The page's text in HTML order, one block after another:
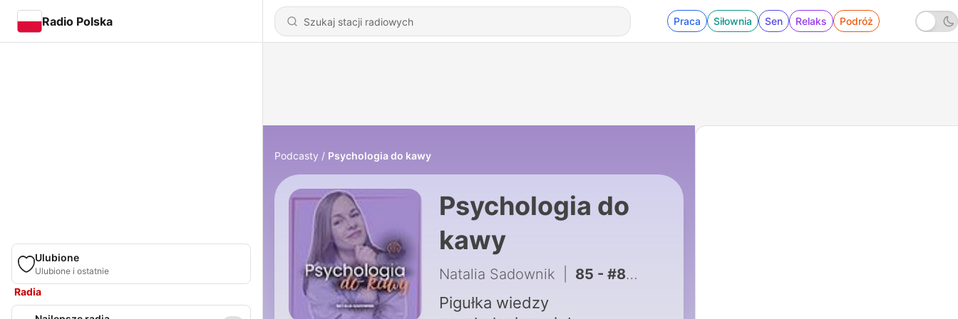
Radio Polska Praca Siłownia Sen Relaks Podróż
Ulubione
Ulubione i ostatnie
Radia
Podcasty Psychologia do kawy
Psychologia do
kawy
Natalia Sadownik 85 - #84 Dlaczego czujesz złość, gdy tak naprawdę czujesz lęk? O emocjach pierwotnych i wtórnych
Pigułka wiedzy